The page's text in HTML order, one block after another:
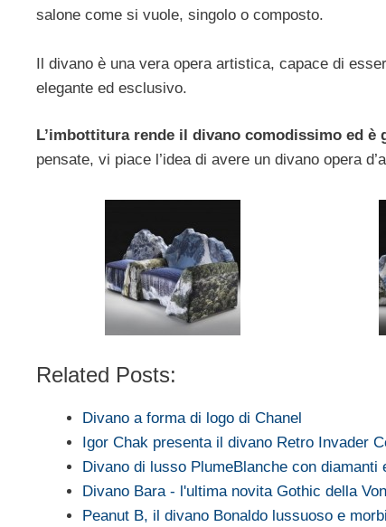
salone come si vuole, singolo o composto.
Il divano è una vera opera artistica, capace di
elegante ed esclusivo.
L’imbottitura rende il divano comodissimo ed è
pensate, vi piace l’idea di avere un divano opera
Related Posts:
Divano a forma di logo di Chanel
Igor Chak presenta il divano Retro Invader
Divano di lusso PlumeBlanche con diamanti
Divano Bara - l'ultima novita Gothic della
Peanut B, il divano Bonaldo lussuoso e